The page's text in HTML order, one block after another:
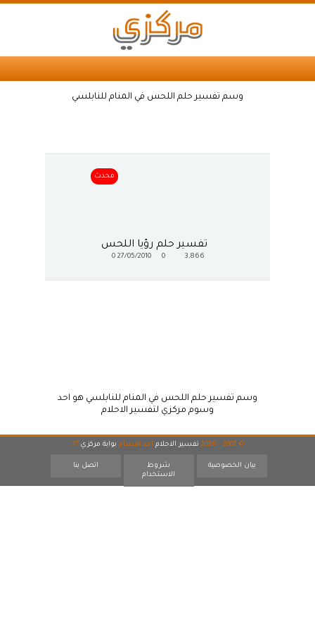
وسم تفسير حلم اللحس في المنام للنابلسي
محدث
تفسير حلم رؤيا اللحس
3,866
27/05/2010
0
وسم تفسير حلم اللحس في المنام للنابلسي هو احد
وسوم مركزي لتفسير الاحلام
© 2007 - 2026 تفسير الاحلام احد اقسام بوابة مركزي 17
بيان الخصوصية
شروط
الاستخدام
اتصل بنا